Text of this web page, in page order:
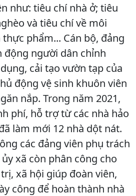
như: tiêu chí nhà ở; tiêu
và tiêu chí về môi
phẩm... Cán bộ, đảng
động người dân chỉnh
cải tạo vườn tạp của
động vệ sinh khuôn viên
nắp. Trong năm 2021,
phí, hỗ trợ từ các nhà hảo
làm mới 12 nhà dột nát.
các đảng viên phụ trách
xã còn phân công cho
xã hội giúp đoàn viên,
công để hoàn thành nhà